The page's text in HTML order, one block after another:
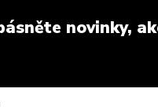
novinky,